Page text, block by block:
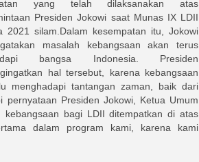
yang telah dilaksanakan atas
Presiden Jokowi saat Munas IX LDII
2021 silam.Dalam kesempatan itu, Jokowi
masalah kebangsaan akan terus
bangsa Indonesia. Presiden
hal tersebut, karena kebangsaan
menghadapi tantangan zaman, baik dari
pernyataan Presiden Jokowi, Ketua Umum
kebangsaan bagi LDII ditempatkan di atas
dalam program kami, karena kami